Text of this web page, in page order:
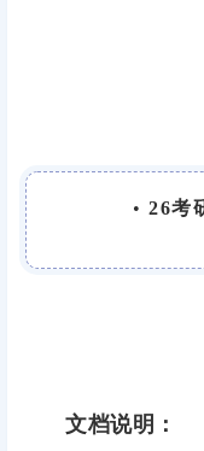
• 26考
文档说明：